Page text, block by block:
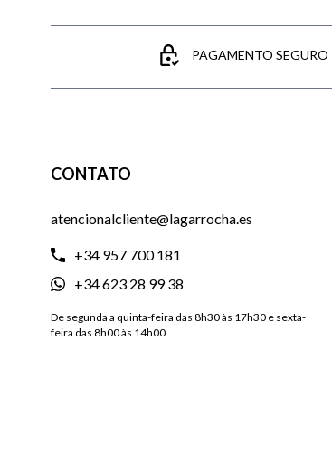
PAGAMENTO SEGURO
CONTATO
atencionalcliente@lagarrocha.es
+34 957 700 181
+34 623 28 99 38
De segunda a quinta-feira das 8h30 às 17h30 e sexta-
feira das 8h00 às 14h00